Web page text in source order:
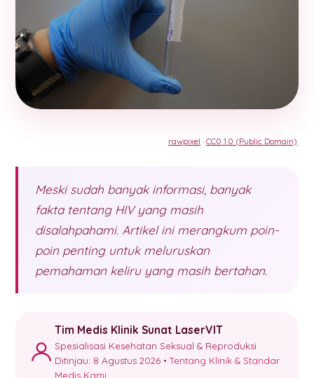
rawpixel · CC0 1.0 (Public Domain)
Meski sudah banyak informasi, banyak
fakta tentang HIV yang masih
disalahpahami. Artikel ini merangkum poin-
poin penting untuk meluruskan
pemahaman keliru yang masih bertahan.
Tim Medis Klinik Sunat LaserVIT
Spesialisasi Kesehatan Seksual & Reproduksi
Ditinjau: 8 Agustus 2026 •Tentang Klinik & Standar
Medis Kami